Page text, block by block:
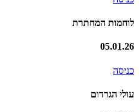
לוחמות המחתרת
05.01.26
כניסה
עולי הגרדום